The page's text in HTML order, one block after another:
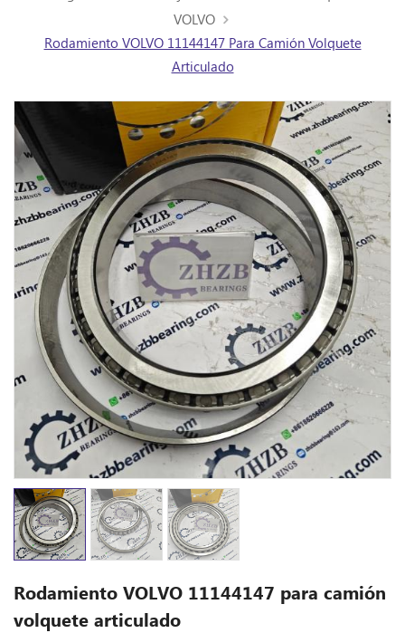
VOLVO
Rodamiento VOLVO 11144147 Para Camión Volquete
Articulado
Rodamiento VOLVO 11144147 para camión
volquete articulado